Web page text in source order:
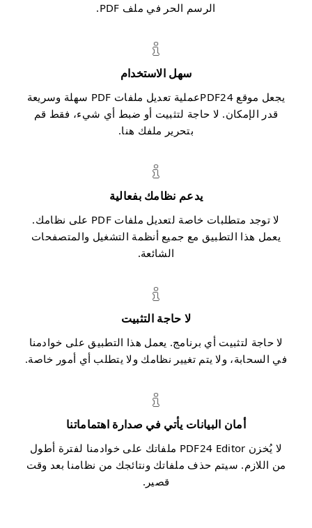
الرسم الحر في ملف PDF.
سهل الاستخدام
يجعل موقع PDF24عملية تعديل ملفات PDF سهلة وسريعة
قدر الإمكان. لا حاجة لتثبيت أو ضبط أي شيء، فقط قم
بتحرير ملفك هنا.
يدعم نظامك بفعالية
لا توجد متطلبات خاصة لتعديل ملفات PDF على نظامك.
يعمل هذا التطبيق مع جميع أنظمة التشغيل والمتصفحات
الشائعة.
لا حاجة التثبيت
لا حاجة لتثبيت أي برنامج. يعمل هذا التطبيق على خوادمنا
في السحابة، ولا يتم تغيير نظامك ولا يتطلب أي أمور خاصة.
أمان البيانات يأتي في صدارة اهتماماتنا
لا يُخزن PDF24 Editor ملفاتك على خوادمنا لفترة أطول
من اللازم. سيتم حذف ملفاتك ونتائجك من نظامنا بعد وقت
قصير.